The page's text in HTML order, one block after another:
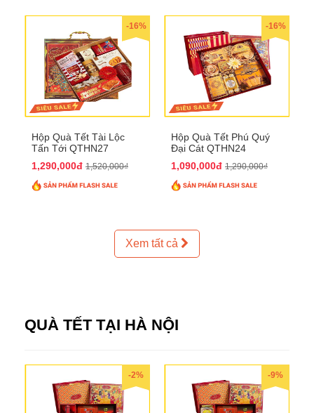
-16%
Hộp Quà Tết Tài Lộc
Tấn Tới QTHN27
1,290,000đ 1,520,000₫
-16%
Hộp Quà Tết Phú Quý
Đại Cát QTHN24
1,090,000đ 1,290,000₫
Xem tất cả
QUÀ TẾT TẠI HÀ NỘI
-2% -9%